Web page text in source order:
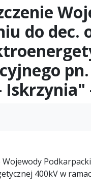
do dec.
Iskrzynia"
400kV w